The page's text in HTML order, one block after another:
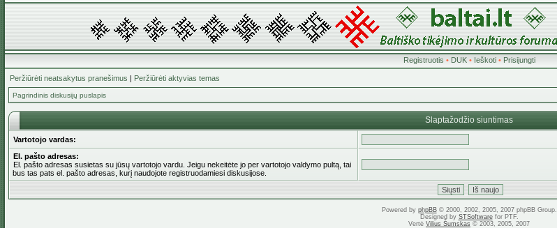
Registruotis • DUK• Ieškoti• Prisijungti
Peržiūrėti neatsakytus pranešimus | Peržiūrėti aktyvias temas
Pagrindinis diskusijų puslapis
Slaptažodžio siuntimas
Vartotojo vardas:
El. pašto adresas:
El. pašto adresas susietas su jūsų vartotojo vardu. Jeigu nekeitėte jo per vartotojo valdymo pultą, tai
bus tas pats el. pašto adresas, kurį naudojote registruodamiesi diskusijose.
Powered by phpBB© 2000, 2002, 2005, 2007 phpBB Group.
Designed by STSoftwarefor PTF.
Vertė Vilius Šumskas © 2003, 2005, 2007